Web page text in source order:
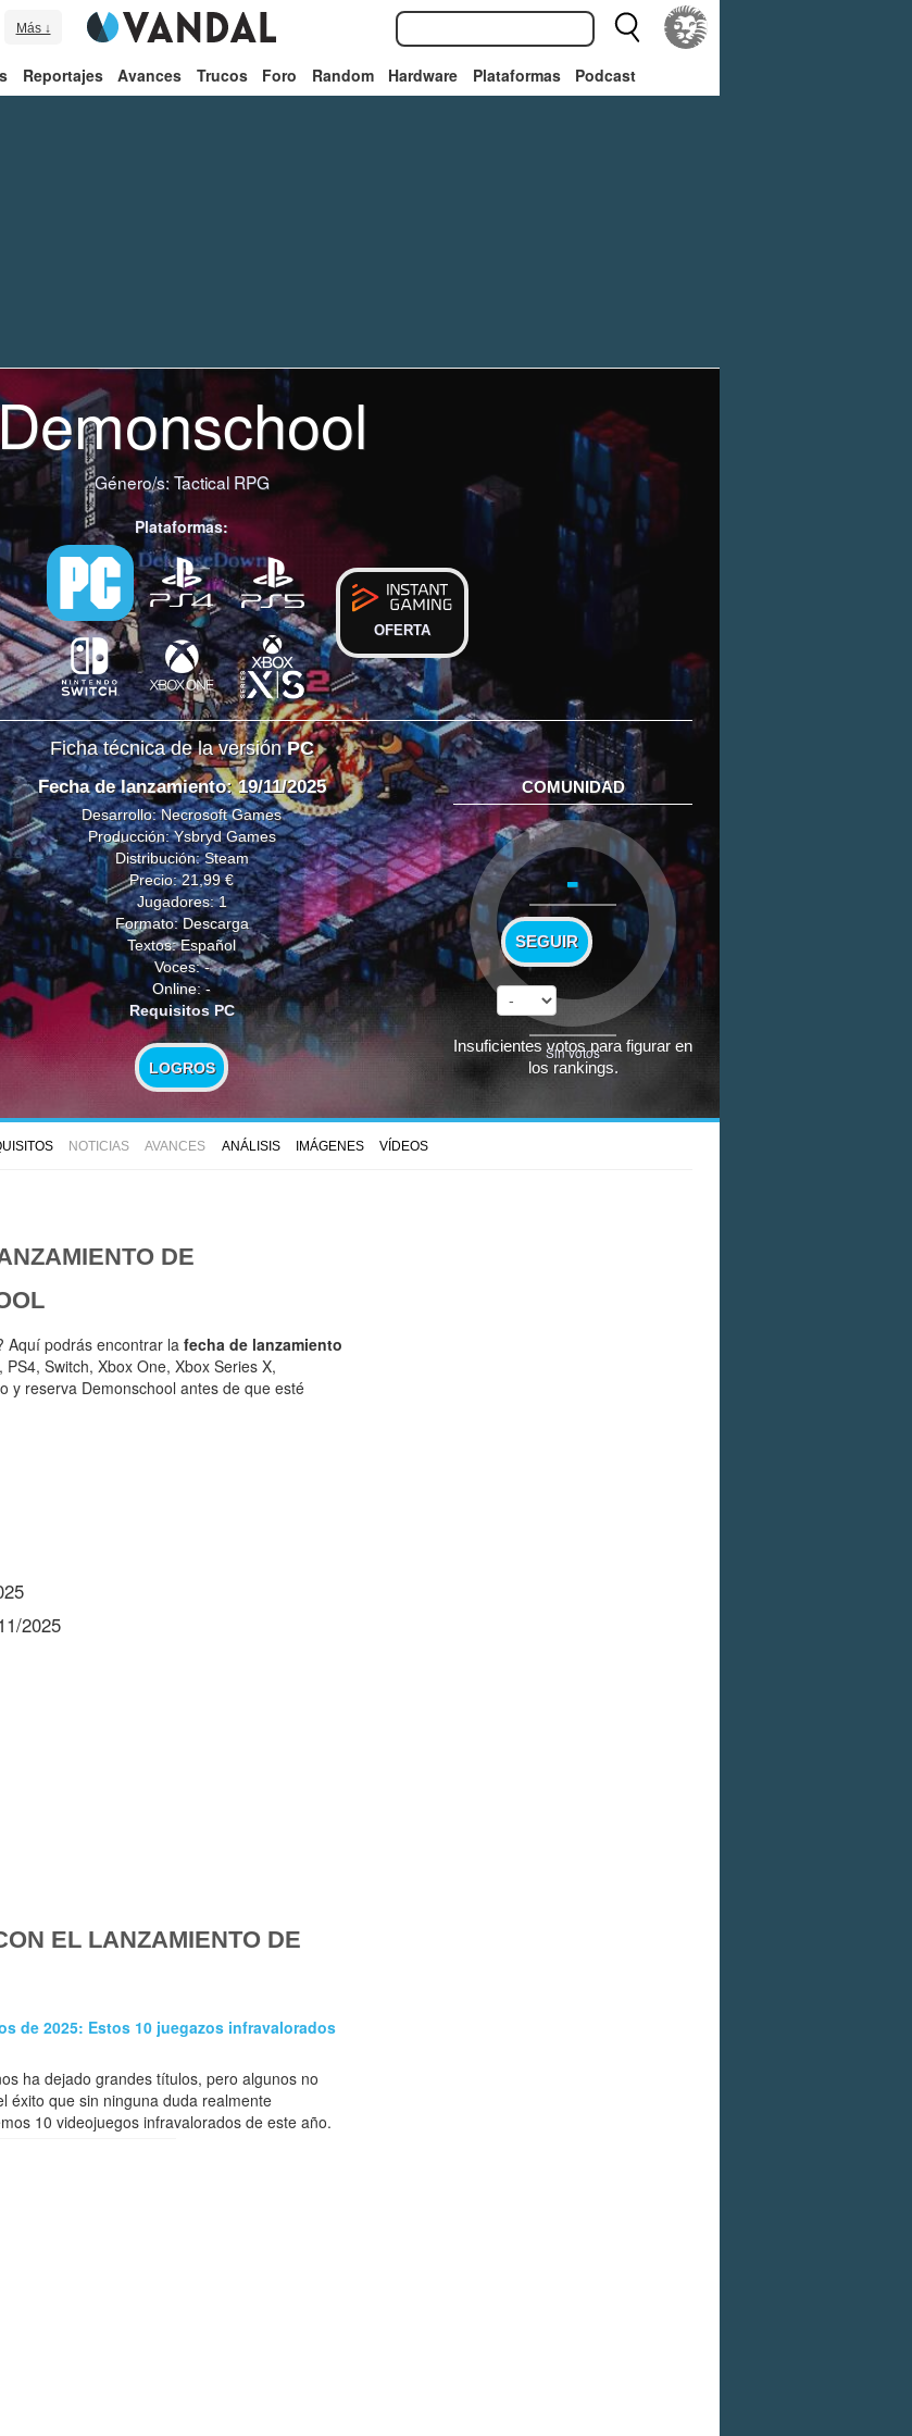
Más ↓
Reportajes Avances Trucos Foro Random Hardware Plataformas Podcast
Género/s:Tactical RPG
Plataformas:
OFERTA
Ficha técnica de la versiónPC
Fecha de lanzamiento: 19/11/2025
Desarrollo: Necrosoft Games
Producción: Ysbryd Games
Distribución: Steam
Precio: 21,99 €
Jugadores: 1
Formato: Descarga
Textos: Español
Voces: -
Online: -
Requisitos PC
LOGROS
COMUNIDAD
-
SEGUIR
Sin votos
Insuficientes votos para figurar en
los rankings.
NOTICIAS AVANCES ANÁLISIS IMÁGENES VÍDEOS
DE
Aquí podrás encontrar lafecha de lanzamiento
Switch, Xbox One, Xbox Series X,
y reserva Demonschool antes de que esté
2025
EL LANZAMIENTO DE
de 2025: Estos 10 juegazos infravalorados
ha dejado grandes títulos, pero algunos no
éxito que sin ninguna duda realmente
10 videojuegos infravalorados de este año.